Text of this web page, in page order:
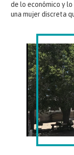
de lo económico y lo
una mujer discreta